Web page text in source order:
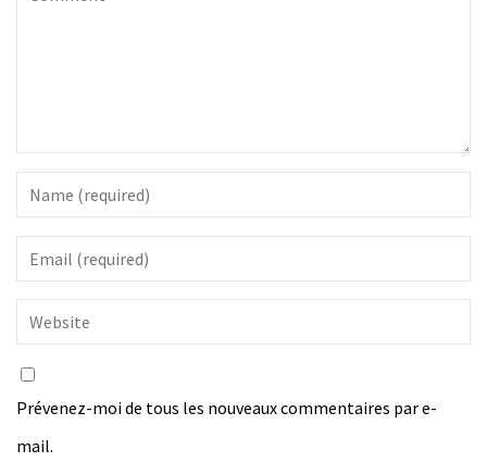
Prévenez-moi de tous les nouveaux commentaires par e-
mail.